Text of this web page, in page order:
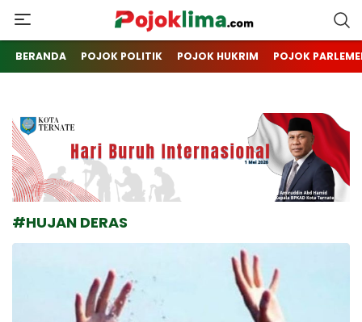
pojoklima.com
Mojokin
BERANDA POJOK POLITIK POJOK HUKRIM POJOK
#HUJAN DERAS